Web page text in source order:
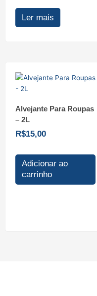
Ler mais
Alvejante Para Roupas
– 2L
R$15,00
Adicionar ao
carrinho